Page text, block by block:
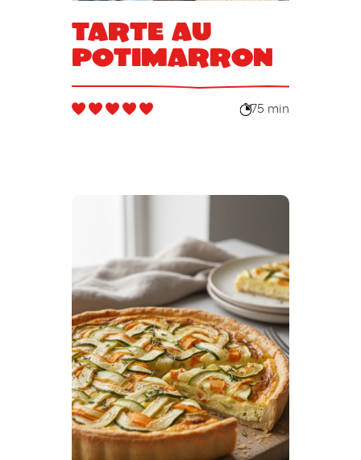
Tarte au
potimarron
75 min